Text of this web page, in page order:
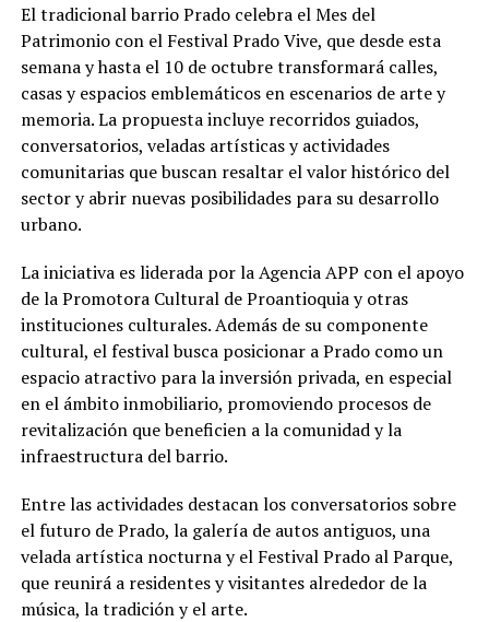
El tradicional barrio Prado celebra el Mes del
Patrimonio con el Festival Prado Vive, que desde esta
semana y hasta el 10 de octubre transformará calles,
casas y espacios emblemáticos en escenarios de arte y
memoria. La propuesta incluye recorridos guiados,
conversatorios, veladas artísticas y actividades
comunitarias que buscan resaltar el valor histórico del
sector y abrir nuevas posibilidades para su desarrollo
urbano.
La iniciativa es liderada por la Agencia APP con el apoyo
de la Promotora Cultural de Proantioquia y otras
instituciones culturales. Además de su componente
cultural, el festival busca posicionar a Prado como un
espacio atractivo para la inversión privada, en especial
en el ámbito inmobiliario, promoviendo procesos de
revitalización que beneficien a la comunidad y la
infraestructura del barrio.
Entre las actividades destacan los conversatorios sobre
el futuro de Prado, la galería de autos antiguos, una
velada artística nocturna y el Festival Prado al Parque,
que reunirá a residentes y visitantes alrededor de la
música, la tradición y el arte.